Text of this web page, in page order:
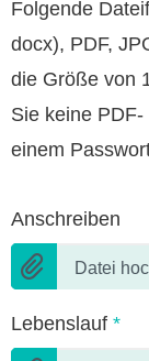
Folgende
docx), PDF,
die Größe von
Sie keine
einem
Anschreiben
Datei
Lebenslauf *